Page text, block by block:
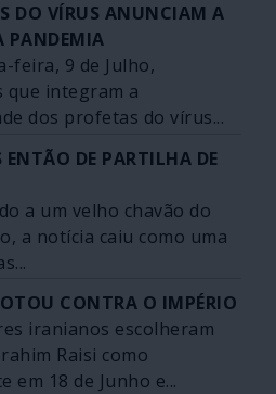
DO VÍRUS ANUNCIAM A
PANDEMIA
feira, 9 de Julho,
que integram a
dos profetas do vírus...
ENTÃO DE PARTILHA DE
a um velho chavão do
a notícia caiu como uma
CONTRA O IMPÉRIO
iranianos escolheram
Raisi como
em 18 de Junho e...